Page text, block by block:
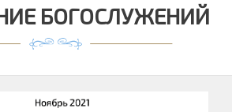
БОГОСЛУЖЕНИЙ